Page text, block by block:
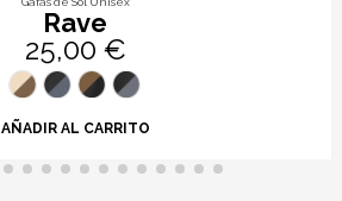
Rave
25,00 €
AÑADIR AL CARRITO